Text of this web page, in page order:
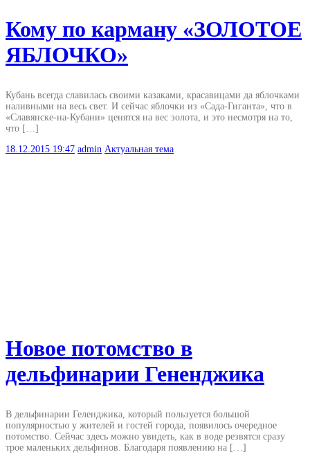
Кому по карману «ЗОЛОТОЕ
ЯБЛОЧКО»
Кубань всегда славилась своими казаками, красавицами да яблочками
наливными на весь свет. И сейчас яблочки из «Сада-Гиганта», что в
«Славянске-на-Кубани» ценятся на вес золота, и это несмотря на то,
что […]
18.12.2015 19:47 admin Актуальная тема
Новое потомство в
дельфинарии Гененджика
В дельфинарии Геленджика, который пользуется большой
популярностью у жителей и гостей города, появилось очередное
потомство. Сейчас здесь можно увидеть, как в воде резвятся сразу
трое маленьких дельфинов. Благодаря появлению на […]